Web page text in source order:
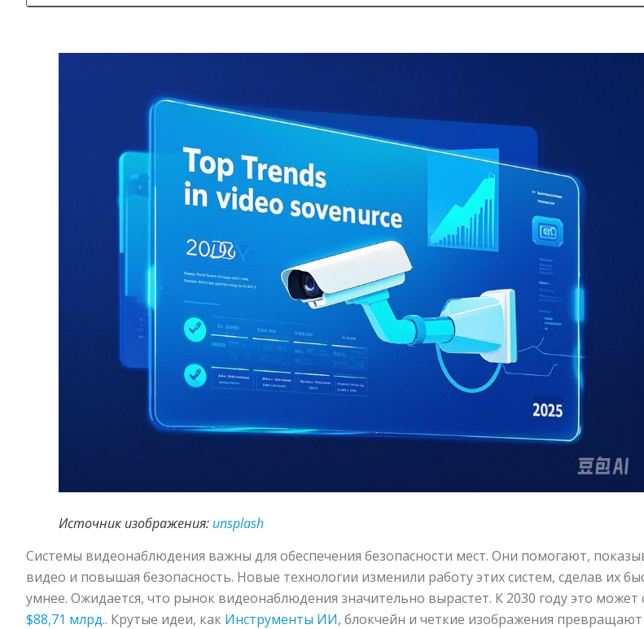
Источник изображения: unsplash
Системы видеонаблюдения важны для обеспечения безопасности мест. Они помогают,
видео и повышая безопасность. Новые технологии изменили работу этих систем, сделав их
умнее. Ожидается, что рынок видеонаблюдения значительно вырастет. К 2030 году это может
$88,71 млрд.. Крутые идеи, как Инструменты ИИ, блокчейн и четкие изображения